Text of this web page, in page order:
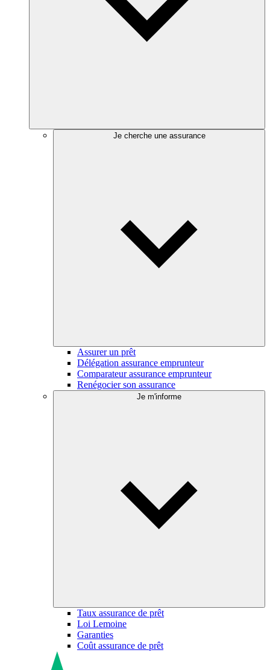
Je cherche une assurance
Assurer un prêt
Délégation assurance emprunteur
Comparateur assurance emprunteur
Renégocier son assurance
Je m'informe
Taux assurance de prêt
Loi Lemoine
Garanties
Coût assurance de prêt